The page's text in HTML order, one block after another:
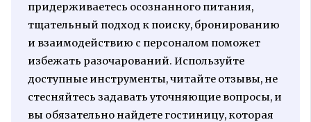
придерживаетесь осознанного питания,
тщательный подход к поиску, бронированию
и взаимодействию с персоналом поможет
избежать разочарований. Используйте
доступные инструменты, читайте отзывы, не
стесняйтесь задавать уточняющие вопросы, и
вы обязательно найдете гостиницу, которая